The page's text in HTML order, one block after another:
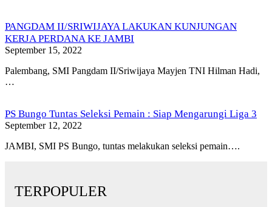
PANGDAM II/SRIWIJAYA LAKUKAN KUNJUNGAN
KERJA PERDANA KE JAMBI
September 15, 2022
Palembang, SMI Pangdam II/Sriwijaya Mayjen TNI Hilman Hadi,
…
PS Bungo Tuntas Seleksi Pemain : Siap Mengarungi Liga 3
September 12, 2022
JAMBI, SMI PS Bungo, tuntas melakukan seleksi pemain….
TERPOPULER